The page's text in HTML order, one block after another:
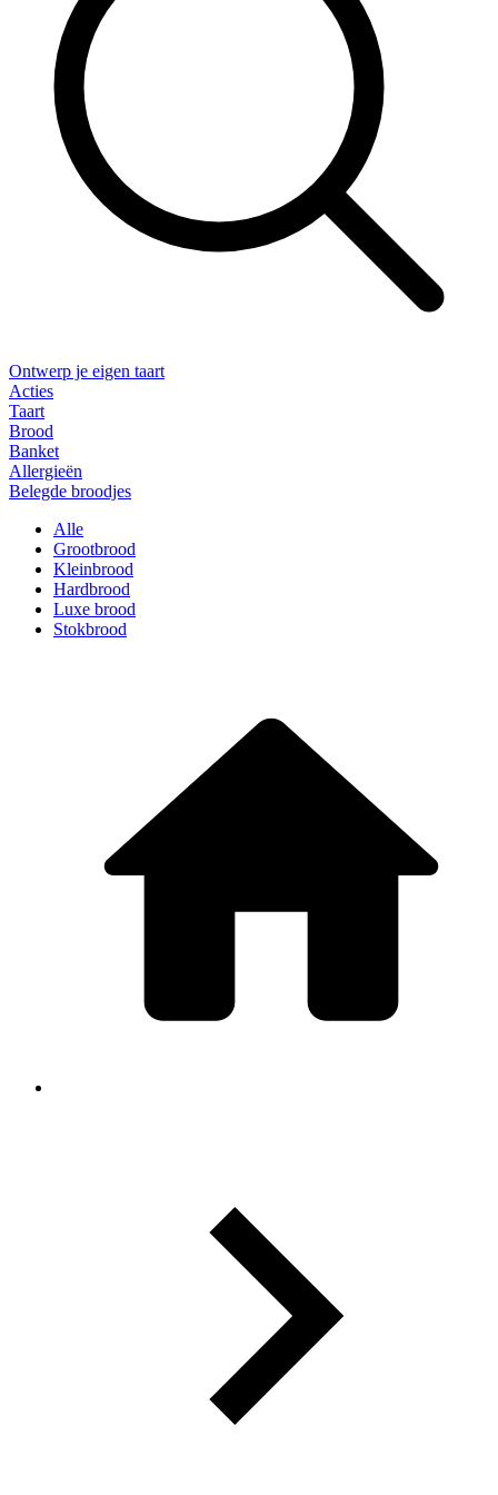
Ontwerp je eigen taart
Acties
Taart
Brood
Banket
Allergieën
Belegde broodjes
Alle
Grootbrood
Kleinbrood
Hardbrood
Luxe brood
Stokbrood